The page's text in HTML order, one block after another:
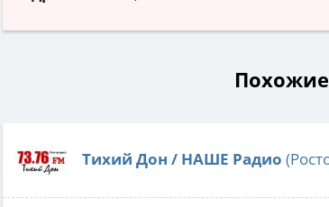
Тихий Дон / НАШЕ Радио